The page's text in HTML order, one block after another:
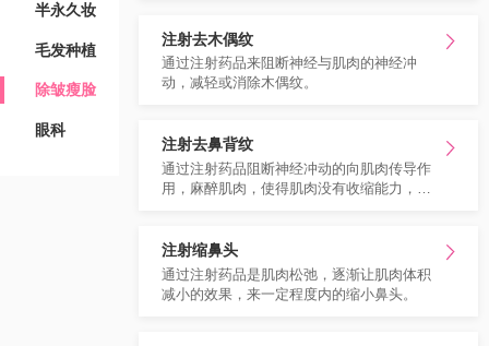
半永久妆
毛发种植
除皱瘦脸
眼科
眉间川字纹的主要的原因。注射去川字纹是
是通过注射药品，药品可以暂时抑制支配肌
肉运动的神经，使得表情肌肉停止收缩，达
到消除或减轻川字纹的目的。
注射去木偶纹
通过注射药品来阻断神经与肌肉的神经冲
动，减轻或消除木偶纹。
注射去鼻背纹
通过注射药品阻断神经冲动的向肌肉传导作
用，麻醉肌肉，使得肌肉没有收缩能力，从
注射缩鼻头
通过注射药品是肌肉松弛，逐渐让肌肉体积
减小的效果，来一定程度内的缩小鼻头。